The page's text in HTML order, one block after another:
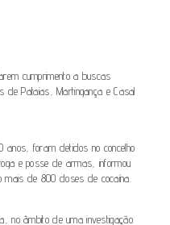
cumprimento a buscas
de Pataias, Martingança e Casal
anos, foram detidos no concelho
e posse de armas, informou
mais de 800 doses de cocaína.
no âmbito de uma investigação